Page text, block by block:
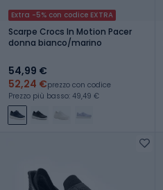
Extra -5% con codice EXTRA
Scarpe Crocs In Motion Pacer
donna bianco/marino
54,99 €
52,24 €prezzo con codice
Prezzo più basso: 49,49 €